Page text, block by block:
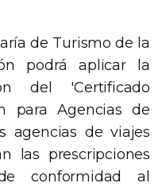
de Turismo de la
podrá aplicar la
del 'Certificado
para Agencias de
agencias de viajes
las prescripciones
conformidad al